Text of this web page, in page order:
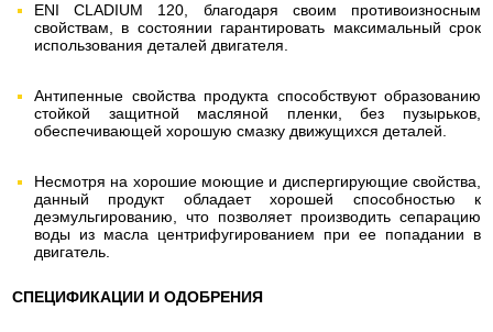
ENI CLADIUM 120, благодаря своим противоизносным
свойствам, в состоянии гарантировать максимальный срок
использования деталей двигателя.
Антипенные свойства продукта способствуют образованию
стойкой защитной масляной пленки, без пузырьков,
обеспечивающей хорошую смазку движущихся деталей.
Несмотря на хорошие моющие и диспергирующие свойства,
данный продукт обладает хорошей способностью к
деэмульгированию, что позволяет производить сепарацию
воды из масла центрифугированием при ее попадании в
двигатель.
СПЕЦИФИКАЦИИ И ОДОБРЕНИЯ